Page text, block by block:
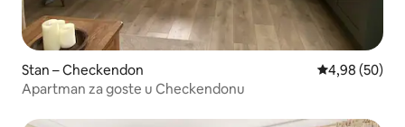
Stan – Checkendon Prosječna
4,98 (50)
Apartman za goste u Checkendonu